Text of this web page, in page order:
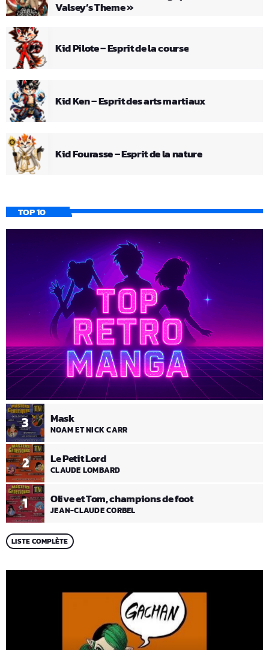
Valsey’s Theme »
Kid Pilote – Esprit de la course
Kid Ken – Esprit des arts martiaux
Kid Fourasse – Esprit de la nature
TOP 10
1 Olive et Tom, champions de foot
JEAN-CLAUDE CORBEL
2 Le Petit Lord
CLAUDE LOMBARD
3 Mask
NOAM ET NICK CARR
LISTE COMPLÈTE